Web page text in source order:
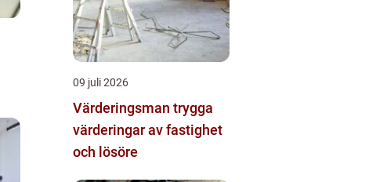
09 juli 2026
Värderingsman trygga
värderingar av fastighet
och lösöre